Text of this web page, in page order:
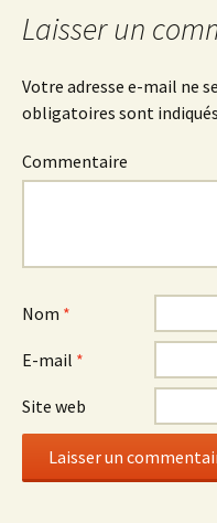
des
articles
Laisser un
Votre adresse e-mail ne
obligatoires sont
Commentaire
Nom *
E-mail *
Site web